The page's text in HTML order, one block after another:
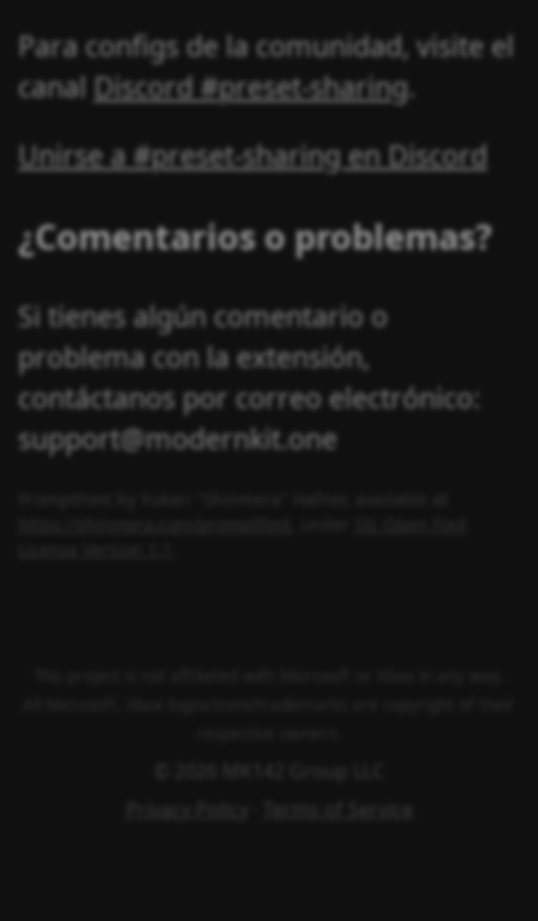
Para configs de la comunidad, visite el
canal Discord #preset-sharing.
Unirse a #preset-sharing en Discord
¿Comentarios o problemas?
Si tienes algún comentario o
problema con la extensión,
contáctanos por correo electrónico:
support@modernkit.one